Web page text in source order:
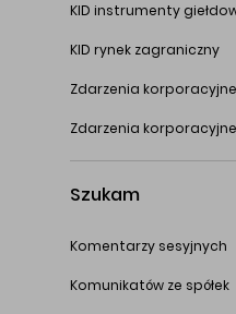
KID instrumenty
KID rynek zagraniczny
Zdarzenia korporacyjne
Zdarzenia
Szukam
Komentarzy sesyjnych
Komunikatów ze spółek